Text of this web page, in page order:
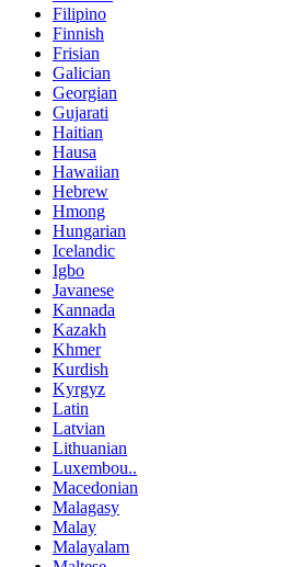
Filipino
Finnish
Frisian
Galician
Georgian
Gujarati
Haitian
Hausa
Hawaiian
Hebrew
Hmong
Hungarian
Icelandic
Igbo
Javanese
Kannada
Kazakh
Khmer
Kurdish
Kyrgyz
Latin
Latvian
Lithuanian
Luxembou..
Macedonian
Malagasy
Malay
Malayalam